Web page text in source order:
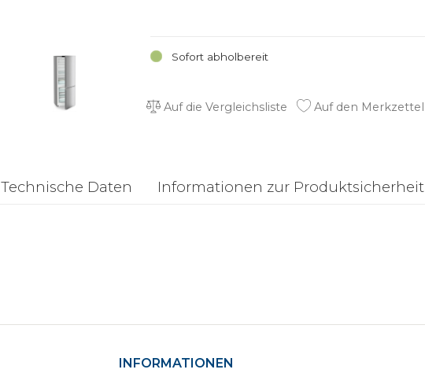
Sofort abholbereit
Auf die Vergleichsliste Auf den Merkzettel
Technische Daten Informationen zur Produktsicherheit
INFORMATIONEN